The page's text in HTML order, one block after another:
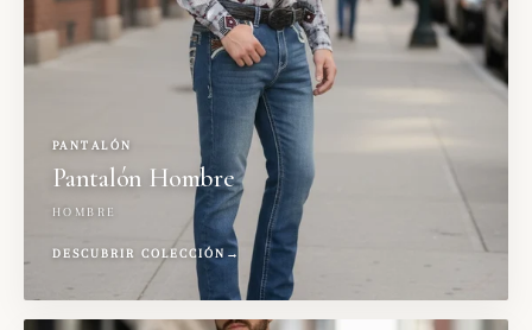
PANTALÓN
Pantalón Hombre
HOMBRE
DESCUBRIR COLECCIÓN→